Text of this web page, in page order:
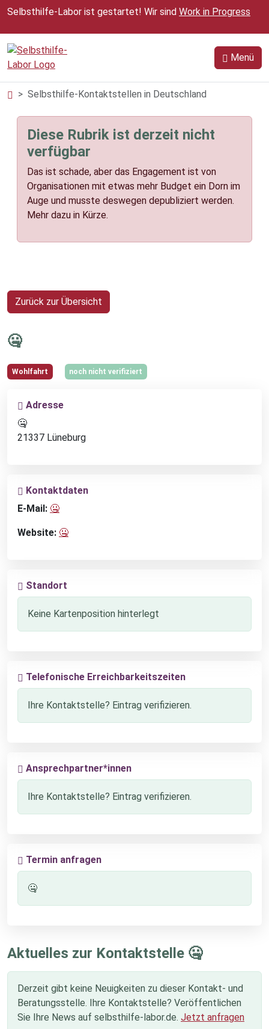
Zum Inhalt springen
Selbsthilfe-Labor ist gestartet! Wir sind Work in Progress
Menü
Selbsthilfe-Kontaktstellen in Deutschland
Diese Rubrik ist derzeit nicht
verfügbar
Das ist schade, aber das Engagement ist von
Organisationen mit etwas mehr Budget ein Dorn im
Auge und musste deswegen depubliziert werden.
Mehr dazu in Kürze.
Zurück zur Übersicht
🤐
Wohlfahrt noch nicht verifiziert
Adresse
🤐
21337 Lüneburg
Kontaktdaten
E-Mail: 🤐
Website: 🤐
Standort
Keine Kartenposition hinterlegt
Telefonische Erreichbarkeitszeiten
Ihre Kontaktstelle? Eintrag verifizieren.
Ansprechpartner*innen
Ihre Kontaktstelle? Eintrag verifizieren.
Termin anfragen
🤐
Aktuelles zur Kontaktstelle 🤐
Derzeit gibt keine Neuigkeiten zu dieser Kontakt- und
Beratungsstelle. Ihre Kontaktstelle? Veröffentlichen
Sie Ihre News auf selbsthilfe-labor.de. Jetzt anfragen